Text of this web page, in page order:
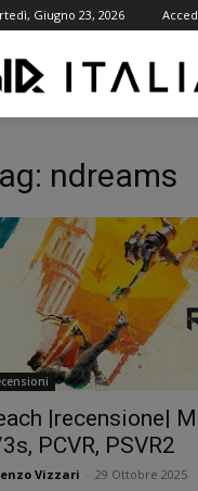
Giugno 23, 2026
ndreams
|recensione|
PCVR, PSVR2
Vizzari 29 Ottobre 2025